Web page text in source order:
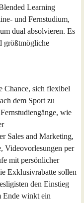
Learning
und Fernstudium,
dual absolvieren. Es
größtmögliche
Chance, sich flexibel
dem Sport zu
wie
Sales and Marketing,
Videovorlesungen per
mit persönlicher
Exklusivrabatte sollen
den Einstieg
Ende winkt ein